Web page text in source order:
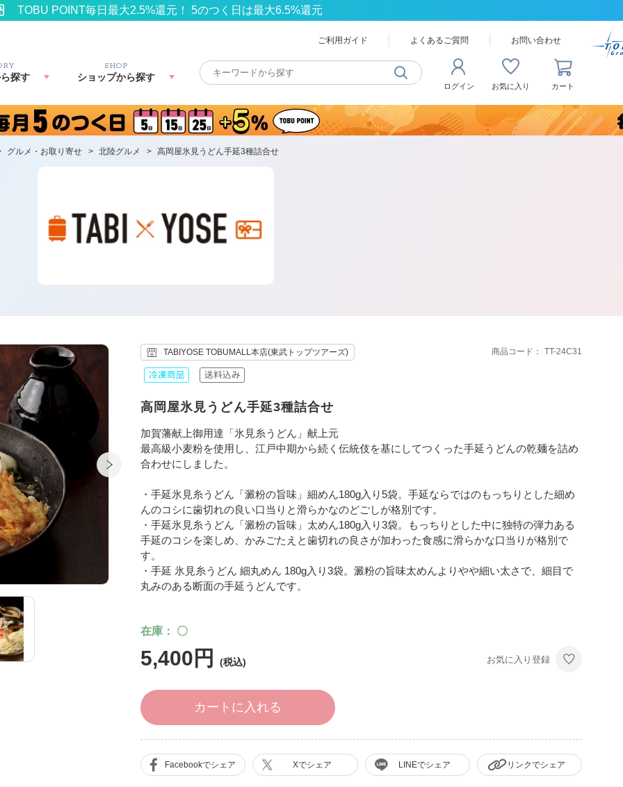
TOBU POINT毎日最大2.5%還元！ 5のつく日は最大6.5%還元
ご利用ガイド よくあるご質問 お問い合わせ
探す
SHOP
ショップから探す
ログイン お気に入り カート
グルメ・お取り寄せ > 北陸グルメ > 高岡屋氷見うどん手延3種詰合せ
高岡屋氷見うどん手延3種詰合せ
在庫 〇
5,400円 お気に入り登録
カートに入れる
TABIYOSE TOBUMALL本店(東武トップツアーズ) 商品コード TT-24C31
加賀藩献上御用達「氷見糸うどん」献上元
最高級小麦粉を使用し、江戸中期から続く伝統伎を基にしてつくった手延うどんの乾麺を詰め
合わせにしました。
・手延氷見糸うどん「澱粉の旨味」細めん180g入り5袋。手延ならではのもっちりとした細め
んのコシに歯切れの良い口当りと滑らかなのどごしが格別です。
・手延氷見糸うどん「澱粉の旨味」太めん180g入り3袋。もっちりとした中に独特の弾力ある
手延のコシを楽しめ、かみごたえと歯切れの良さが加わった食感に滑らかな口当りが格別で
す。
・手延 氷見糸うどん 細丸めん 180g入り3袋。澱粉の旨味太めんよりやや細い太さで、細目で
丸みのある断面の手延うどんです。
Facebookでシェア Xでシェア LINEでシェア リンクでシェア